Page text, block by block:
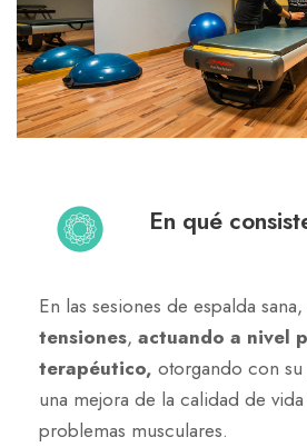
En qué
En las sesiones de espalda sana,
tensiones, actuando a nivel
terapéutico, otorgando con
una mejora de la calidad de
problemas musculares.